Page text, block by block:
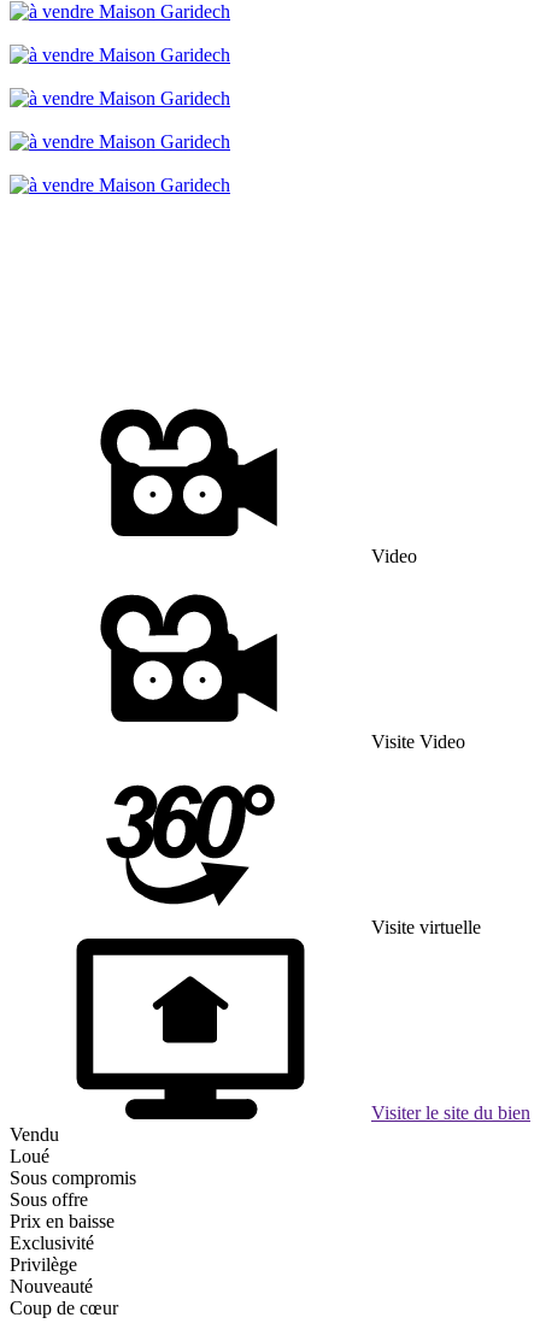
Video
Visite Video
Visite virtuelle
Visiter le site du bien
Vendu
Loué
Sous compromis
Sous offre
Prix en baisse
Exclusivité
Privilège
Nouveauté
Coup de cœur